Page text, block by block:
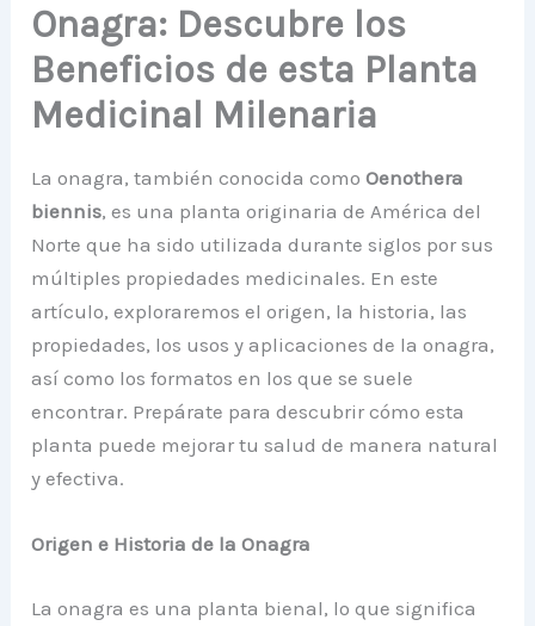
Onagra: Descubre los
Beneficios de esta Planta
Medicinal Milenaria
La onagra, también conocida comoOenothera
biennis, es una planta originaria de América del
Norte que ha sido utilizada durante siglos por sus
múltiples propiedades medicinales. En este
artículo, exploraremos el origen, la historia, las
propiedades, los usos y aplicaciones de la onagra,
así como los formatos en los que se suele
encontrar. Prepárate para descubrir cómo esta
planta puede mejorar tu salud de manera natural
y efectiva.
Origen e Historia de la Onagra
La onagra es una planta bienal, lo que significa